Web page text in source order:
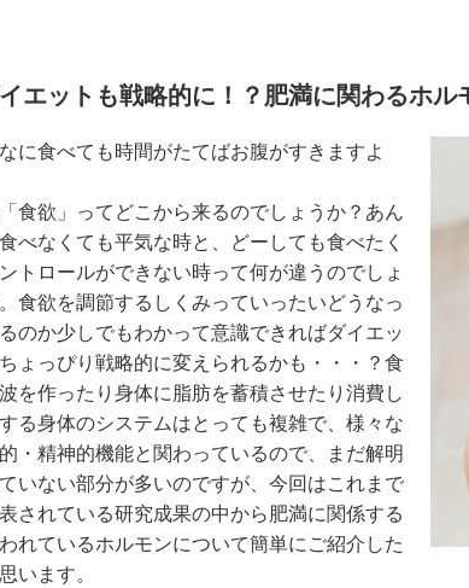
エットも戦略的に！？肥満に関わるホル
に食べても時間がたてばお腹がすきますよ
食欲」ってどこから来るのでしょうか？あん
べなくても平気な時と、どーしても食べたく
トロールができない時って何が違うのでしょ
食欲を調節するしくみっていったいどうなっ
のか少しでもわかって意識できればダイエッ
ちょっぴり戦略的に変えられるかも・・・？食
を作ったり身体に脂肪を蓄積させたり消費し
る身体のシステムはとっても複雑で、様々な
・精神的機能と関わっているので、まだ解明
いない部分が多いのですが、今回はこれまで
されている研究成果の中から肥満に関係する
れているホルモンについて簡単にご紹介した
います。